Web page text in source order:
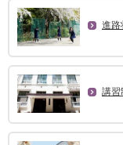
進路
講習